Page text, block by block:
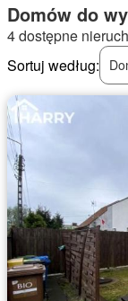
Domów do
4 dostępne
Sortuj według: